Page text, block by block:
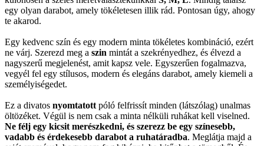
egy olyan darabot, amely tökéletesen illik rád. Pontosan úgy, ahogy
te akarod.
Egy kedvenc szín és egy modern minta tökéletes kombináció, ezért
ne várj. Szerezd meg a szin mintát a szekrényedhez, és élvezd a
nagyszerű megjelenést, amit kapsz vele. Egyszerűen fogalmazva,
vegyél fel egy stílusos, modern és elegáns darabot, amely kiemeli a
személyiségedet.
Ez a divatos nyomtatott póló felfrissít minden (látszólag) unalmas
öltözéket. Végül is nem csak a minta nélküli ruhákat kell viselned.
Ne félj egy kicsit merészkedni, és szerezz be egy színesebb,
vadabb és érdekesebb darabot a ruhatáradba. Meglátja majd a